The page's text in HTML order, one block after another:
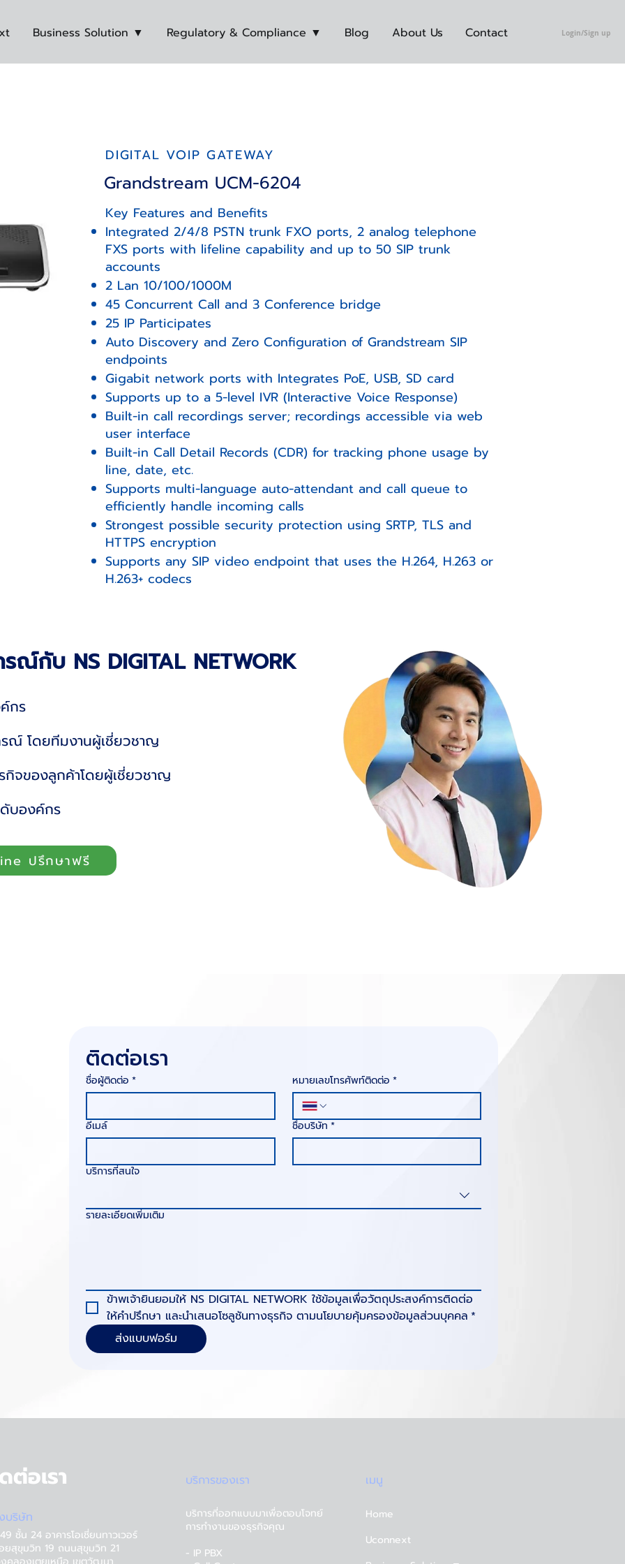
Business Solution ▼ Regulatory & Compliance ▼ Blog About Us Contact Login/Sign up
DIGITAL VOIP GATEWAY
Grandstream UCM-6204
Key Features and Benefits
Integrated 2/4/8 PSTN trunk FXO ports, 2 analog telephone
FXS ports with lifeline capability and up to 50 SIP trunk
accounts
2 Lan 10/100/1000M
45 Concurrent Call and 3 Conference bridge
25 IP Participates
Auto Discovery and Zero Configuration of Grandstream SIP
endpoints
Gigabit network ports with Integrates PoE, USB, SD card
Supports up to a 5-level IVR (Interactive Voice Response)
Built-in call recordings server; recordings accessible via web
user interface
Built-in Call Detail Records (CDR) for tracking phone usage by
line, date, etc.
Supports multi-language auto-attendant and call queue to
efficiently handle incoming calls
Strongest possible security protection using SRTP, TLS and
HTTPS encryption
Supports any SIP video endpoint that uses the H.264, H.263 or
H.263+ codecs
ดับองค์กร
ณ์กับ NS DIGITAL NETWORK
กร
ณ์ โดยทีมงานผู้เชี่ยวชาญ
กิจของลูกค้าโดยผู้เชี่ยวชาญ
ปรึกษาฟรี
ติดต่อเรา
ชื่อผู้ติดต่อ * หมายเลขโทรศัพท์ติดต่อ *
อีเมล์ ชื่อบริษัท *
บริการที่สนใจ
รายละเอียดเพิ่มเติม
ข้าพเจ้ายินยอมให้ NS DIGITAL NETWORK ใช้ข้อมูลเพื่อวัตถุประสงค์การติดต่อ
ให้คำปรึกษา และนำเสนอโซลูชันทางธุรกิจ ตามนโยบายคุ้มครองข้อมูลส่วนบุคคล *
ส่งแบบฟอร์ม
ต่อเรา
บริษัท
ชั้น 24 อาคารโอเชี่ยนทาวเวอร์
ยสุขุมวิท 19 ถนนสุขุมวิท 21
บริการของเรา
บริการที่ออกแบบมาเพื่อตอบโจทย์
การทำงานของธุรกิจคุณ
- IP PBX
เมนู
Home
Uconnext